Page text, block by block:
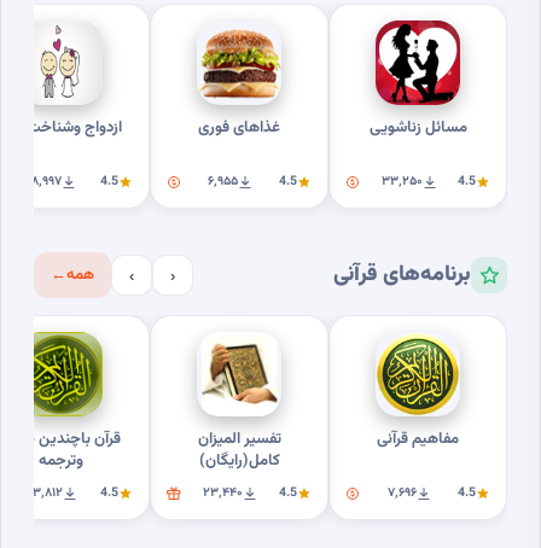
مسائل زناشویی
4.5 ۳۳٬۲۵۰
غذاهای فوری
4.5 ۶٬۹۵۵
ازدواج وشناخت بهتر
4.5 ۱۸٬۹۹۷
برنامه‌های قرآنی ‹
› همه←
مفاهیم قرآنی
4.5 ۷٬۶۹۶
تفسیر المیزان
کامل(رایگان)
4.5 ۲۳٬۴۴۰
قرآن باچندین صوت
وترجمه
4.5 ۲۳٬۸۱۲